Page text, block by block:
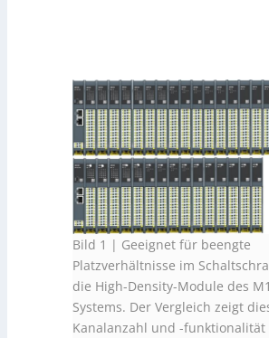
Bild 1 | Geeignet für beengte
Platzverhältnisse im
die High-Density-Module des
Systems. Der Vergleich zeigt
Kanalanzahl und -